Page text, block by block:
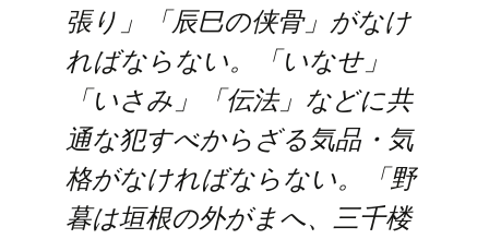
張り」「辰巳の侠骨」がなけ
ればならない。「いなせ」
「いさみ」「伝法」などに共
通な犯すべからざる気品・気
格がなければならない。「野
暮は垣根の外がまへ、三千楼